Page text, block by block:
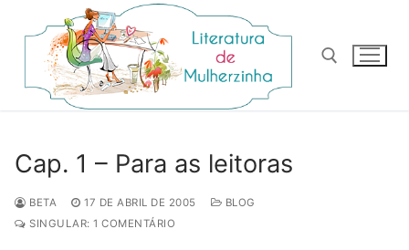
para
conteúdo
Cap. 1 – Para as leitoras
BETA 17 DE ABRIL DE 2005
BLOG
SINGULAR: 1 COMENTÁRIO